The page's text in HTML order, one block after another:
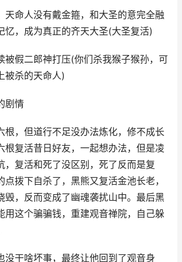
天命人没有戴金箍，和大圣的意完全融
忆，成为真正的齐天大圣(大圣复活)
被假二郎神打压(你们杀我猴子猴孙，可
被杀的天命人)
剧情
根，但道行不足没办法炼化，修不成长
根复活昔日好友，一起想办法，但是凌
，复活和死了没区别，死了反而是复
点拨下自杀了，黑熊又复活金池长老，
毁，反而变成了幽魂袭扰山中。最后黑
用这个骗骗钱，重建观音禅院，自己躲
没干啥坏事，最终让他回到了观音身